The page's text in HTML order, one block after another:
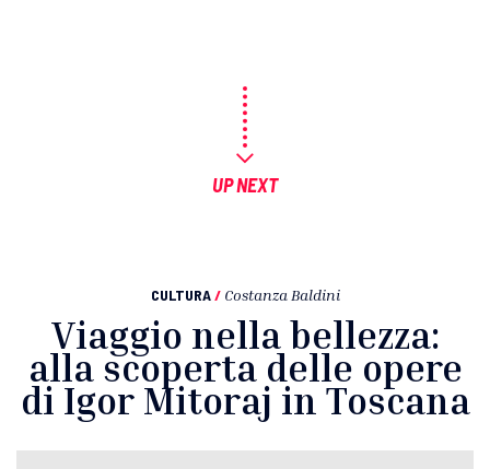
UP NEXT
CULTURA / Costanza Baldini
Viaggio nella bellezza:
alla scoperta delle opere
di Igor Mitoraj in Toscana